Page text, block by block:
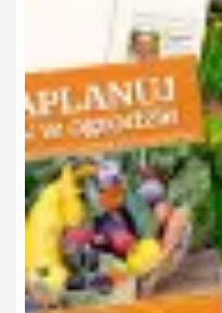
roślin ozdobnych,
co pozwala
uzupełniać rabaty w
w nim także
wykonania różnych
zdjęcia ilustrujące
pielęgnację roślin, a
efektownych roślin w
pokazuje, jak
ogrodzie – od robienia
przygotowywania